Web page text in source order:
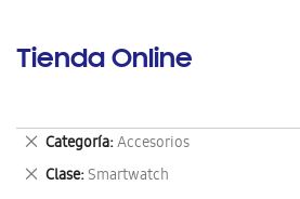
Tienda Online
Categoría Accesorios
Eliminar
este
artículo
Clase Smartwatch
Eliminar